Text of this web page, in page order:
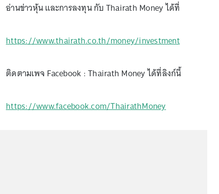
อ่านข่าวหุ้น และการลงทุน กับ Thairath Money ได้ที่
https://www.thairath.co.th/money/investment
ติดตามเพจ Facebook : Thairath Money ได้ที่ลิงก์นี้
https://www.facebook.com/ThairathMoney